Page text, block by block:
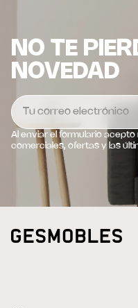
NO TE
NOVEDAD
Al enviar el formulario
comerciales, ofertas y las